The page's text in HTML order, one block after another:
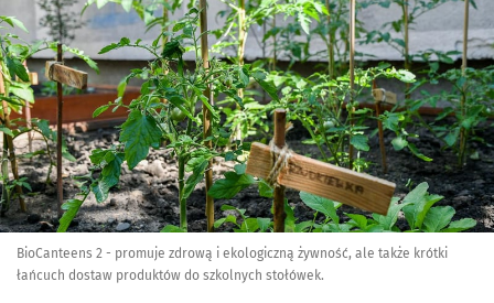
BioCanteens 2 - promuje zdrową i ekologiczną żywność, ale także krótki
łańcuch dostaw produktów do szkolnych stołówek.